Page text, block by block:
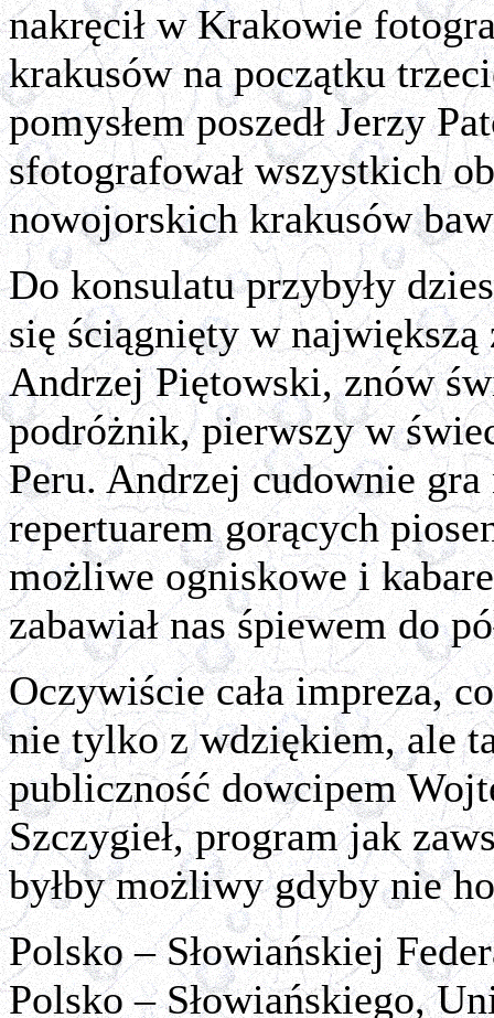
nakręcił w Krakowie
krakusów na początku
pomysłem poszedł Jerzy
sfotografował wszystkich
nowojorskich krakusów
Do konsulatu przybyły
się ściągnięty w największą
Andrzej Piętowski, znów
podróżnik, pierwszy w
Peru. Andrzej cudownie
repertuarem gorących
możliwe ogniskowe i
zabawiał nas śpiewem do
Oczywiście cała impreza,
nie tylko z wdziękiem, ale
publiczność dowcipem
Szczygieł, program jak
byłby możliwy gdyby nie
Polsko – Słowiańskiej
Polsko – Słowiańskiego,